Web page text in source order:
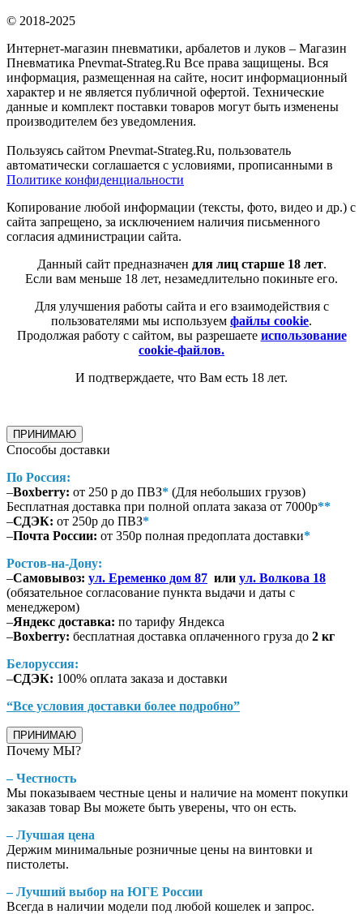
© 2018-2025
Интернет-магазин пневматики, арбалетов и луков – Магазин
Пневматика Pnevmat-Strateg.Ru Все права защищены. Вся
информация, размещенная на сайте, носит информационный
характер и не является публичной офертой. Технические
данные и комплект поставки товаров могут быть изменены
производителем без уведомления.
Пользуясь сайтом Pnevmat-Strateg.Ru, пользователь
автоматически соглашается с условиями, прописанными в
Политике конфиденциальности
Копирование любой информации (тексты, фото, видео и др.) с
сайта запрещено, за исключением наличия письменного
согласия администрации сайта.
Данный сайт предназначен для лиц старше 18 лет.
Если вам меньше 18 лет, незамедлительно покиньте его.
Для улучшения работы сайта и его взаимодействия с
пользователями мы используем файлы cookie.
Продолжая работу с сайтом, вы разрешаете использование
cookie-файлов.
И подтверждаете, что Вам есть 18 лет.
ПРИНИМАЮ
Способы доставки
По Россия:
–Boxberry: от 250 р до ПВЗ* (Для небольших грузов)
Бесплатная доставка при полной оплата заказа от 7000р**
–СДЭК: от 250р до ПВЗ*
–Почта России: от 350р полная предоплата доставки*
Ростов-на-Дону:
–Самовывоз: ул. Еременко дом 87 или ул. Волкова 18
(обязательное согласование пункта выдачи и даты с
менеджером)
–Яндекс доставка: по тарифу Яндекса
–Boxberry: бесплатная доставка оплаченного груза до 2 кг
Белоруссия:
–СДЭК: 100% оплата заказа и доставки
“Все условия доставки более подробно”
ПРИНИМАЮ
Почему МЫ?
– Честность
Мы показываем честные цены и наличие на момент покупки
заказав товар Вы можете быть уверены, что он есть.
– Лучшая цена
Держим минимальные розничные цены на винтовки и
пистолеты.
– Лучший выбор на ЮГЕ России
Всегда в наличии модели под любой кошелек и запрос.